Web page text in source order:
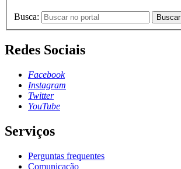
Busca: Buscar
Redes Sociais
Facebook
Instagram
Twitter
YouTube
Serviços
Perguntas frequentes
Comunicação